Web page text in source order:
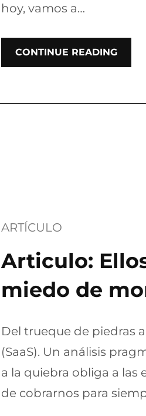
hoy, vamos a…
CONTINUE READING
ARTÍCULO
Articulo:
miedo de
Del trueque de piedras
(SaaS). Un análisis
a la quiebra obliga a las
de cobrarnos para